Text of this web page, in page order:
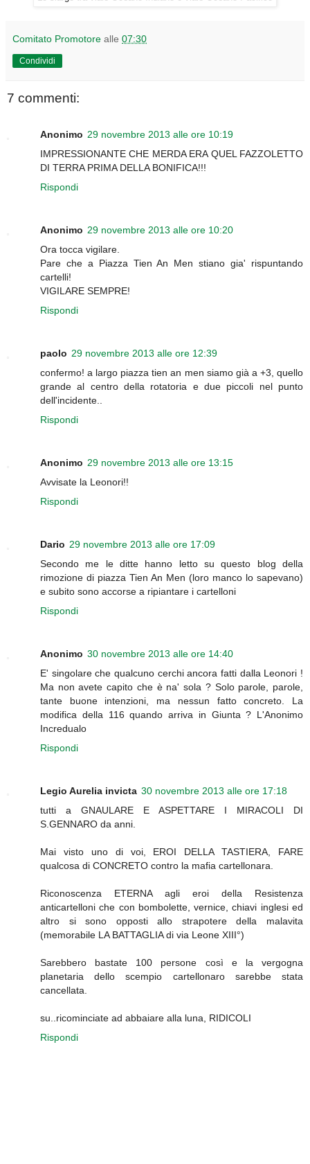
Comitato Promotore alle 07:30
Condividi
7 commenti:
Anonimo 29 novembre 2013 alle ore 10:19
IMPRESSIONANTE CHE MERDA ERA QUEL FAZZOLETTO
DI TERRA PRIMA DELLA BONIFICA!!!
Rispondi
Anonimo 29 novembre 2013 alle ore 10:20
Ora tocca vigilare.
Pare che a Piazza Tien An Men stiano gia' rispuntando
cartelli!
VIGILARE SEMPRE!
Rispondi
paolo 29 novembre 2013 alle ore 12:39
confermo! a largo piazza tien an men siamo già a +3, quello
grande al centro della rotatoria e due piccoli nel punto
dell'incidente..
Rispondi
Anonimo 29 novembre 2013 alle ore 13:15
Avvisate la Leonori!!
Rispondi
Dario 29 novembre 2013 alle ore 17:09
Secondo me le ditte hanno letto su questo blog della
rimozione di piazza Tien An Men (loro manco lo sapevano)
e subito sono accorse a ripiantare i cartelloni
Rispondi
Anonimo 30 novembre 2013 alle ore 14:40
E' singolare che qualcuno cerchi ancora fatti dalla Leonori !
Ma non avete capito che è na' sola ? Solo parole, parole,
tante buone intenzioni, ma nessun fatto concreto. La
modifica della 116 quando arriva in Giunta ? L'Anonimo
Incredualo
Rispondi
Legio Aurelia invicta 30 novembre 2013 alle ore 17:18
tutti a GNAULARE E ASPETTARE I MIRACOLI DI
S.GENNARO da anni.
Mai visto uno di voi, EROI DELLA TASTIERA, FARE
qualcosa di CONCRETO contro la mafia cartellonara.
Riconoscenza ETERNA agli eroi della Resistenza
anticartelloni che con bombolette, vernice, chiavi inglesi ed
altro si sono opposti allo strapotere della malavita
(memorabile LA BATTAGLIA di via Leone XIII°)
Sarebbero bastate 100 persone così e la vergogna
planetaria dello scempio cartellonaro sarebbe stata
cancellata.
su..ricominciate ad abbaiare alla luna, RIDICOLI
Rispondi